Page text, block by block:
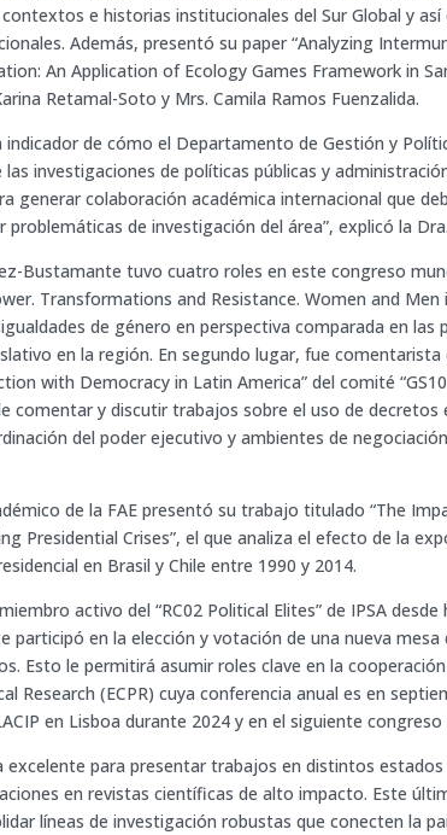
e historias institucionales del Sur Global y
Además, presentó su paper “Analyzing
An Application of Ecology Games Framework in
Retamal-Soto y Mrs. Camila Ramos Fuenzalida.
indicador de cómo el Departamento de Gestión y
investigaciones de políticas públicas y
generar colaboración académica internacional que
problemáticas de investigación del área”, explicó la
Bustamante tuvo cuatro roles en este congreso
Transformations and Resistance. Women and
de género en perspectiva comparada en las
en la región. En segundo lugar, fue comentarista
with Democracy in Latin America” del comité
comentar y discutir trabajos sobre el uso de decretos
del poder ejecutivo y ambientes de
de la FAE presentó su trabajo titulado “The
Presidential Crises”, el que analiza el efecto de la
en Brasil y Chile entre 1990 y 2014.
activo del “RC02 Political Elites” de IPSA
participó en la elección y votación de una nueva
Esto le permitirá asumir roles clave en la
Research (ECPR) cuya conferencia anual es en
en Lisboa durante 2024 y en el siguiente congreso
excelente para presentar trabajos en distintos
en revistas científicas de alto impacto. Este
líneas de investigación robustas que conecten la